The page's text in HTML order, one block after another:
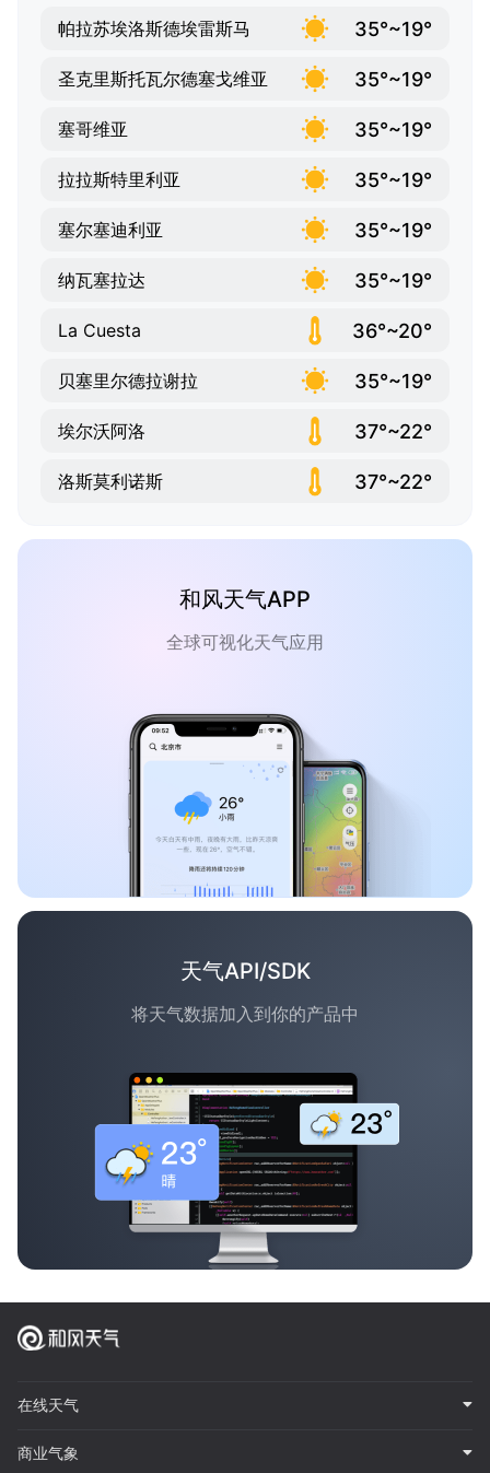
帕拉苏埃洛斯德埃雷斯马 35°~19°
圣克里斯托瓦尔德塞戈维亚 35°~19°
塞哥维亚 35°~19°
拉拉斯特里利亚 35°~19°
塞尔塞迪利亚 35°~19°
纳瓦塞拉达 35°~19°
La Cuesta 36°~20°
贝塞里尔德拉谢拉 35°~19°
埃尔沃阿洛 37°~22°
洛斯莫利诺斯 37°~22°
和风天气APP
全球可视化天气应用
天气API/SDK
将天气数据加入到你的产品中
在线天气
商业气象